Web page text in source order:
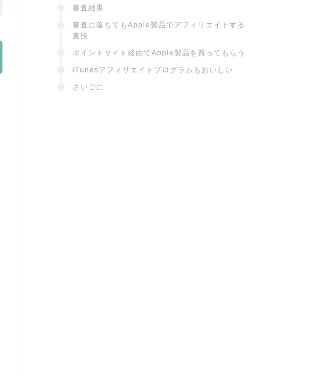
審査結果
審査に落ちてもApple製品でアフィリエイトする
裏技
ポイントサイト経由でApple製品を買ってもらう
iTunesアフィリエイトプログラムもおいしい
さいごに